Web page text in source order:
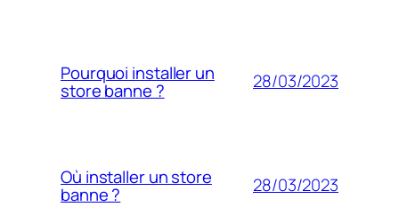
Pourquoi installer un
store banne ? 28/03/2023
Où installer un store
banne ? 28/03/2023